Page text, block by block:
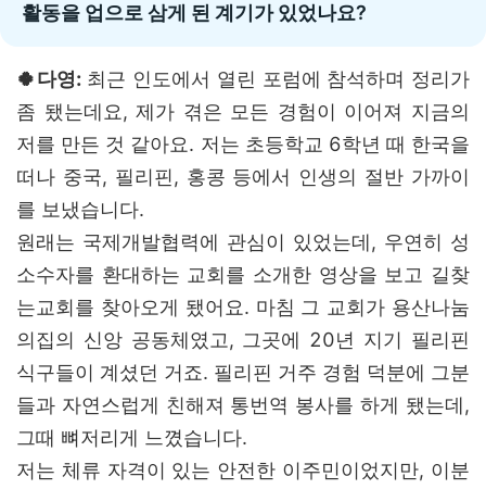
활동을 업으로 삼게 된 계기가 있었나요?
🍀다영:최근 인도에서 열린 포럼에 참석하며 정리가
좀 됐는데요, 제가 겪은 모든 경험이 이어져 지금의
저를 만든 것 같아요. 저는 초등학교 6학년 때 한국을
떠나 중국, 필리핀, 홍콩 등에서 인생의 절반 가까이
를 보냈습니다.
원래는 국제개발협력에 관심이 있었는데, 우연히 성
소수자를 환대하는 교회를 소개한 영상을 보고 길찾
는교회를 찾아오게 됐어요. 마침 그 교회가 용산나눔
의집의 신앙 공동체였고, 그곳에 20년 지기 필리핀
식구들이 계셨던 거죠. 필리핀 거주 경험 덕분에 그분
들과 자연스럽게 친해져 통번역 봉사를 하게 됐는데,
그때 뼈저리게 느꼈습니다.
저는 체류 자격이 있는 안전한 이주민이었지만, 이분